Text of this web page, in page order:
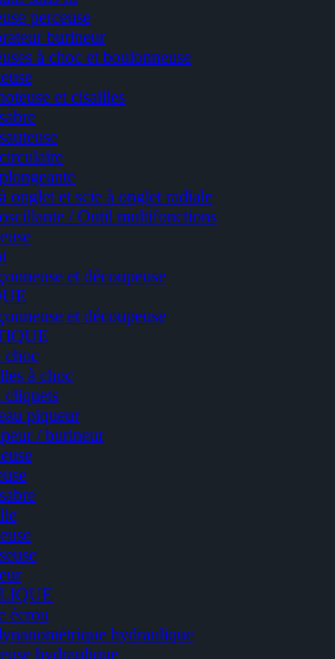
perceuse
burineur
à choc et boulonneuse
et cisailles
onglet et scie à onglet radiale
/ Outil multifonctions
et découpeuse
et découpeuse
choc
à choc
cliquets
piqueur
/ burineur
écrou
hydraulique
hydraulique